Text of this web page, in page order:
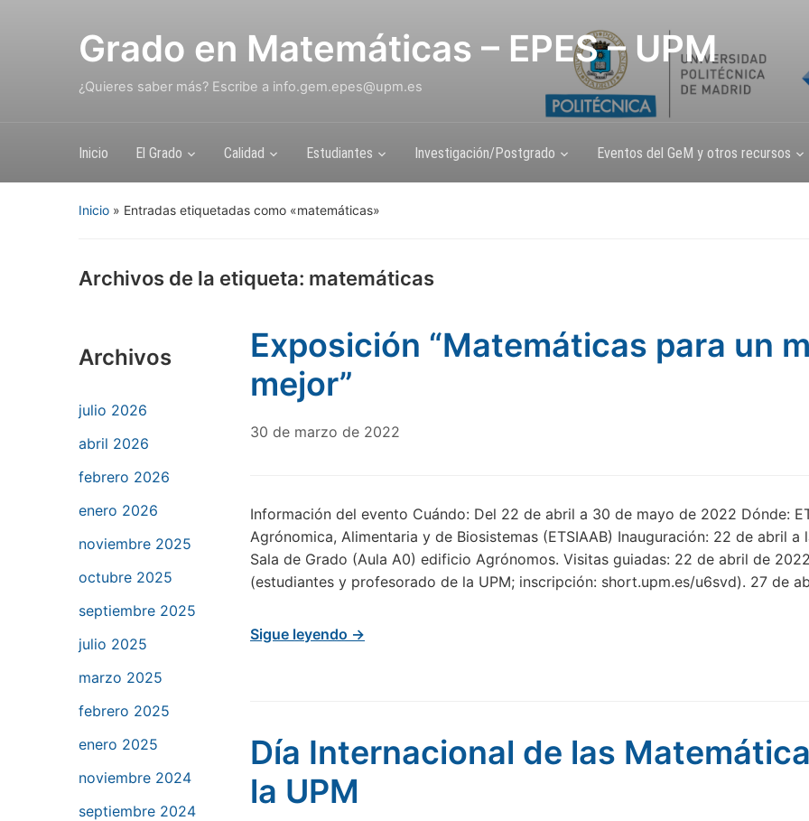
Grado en Matemáticas – EPES – UPM
¿Quieres saber más? Escribe a info.gem.epes@upm.es
Inicio El Grado Calidad Estudiantes Investigación/Postgrado Eventos del GeM y otros recursos
Inicio » Entradas etiquetadas como «matemáticas»
Archivos de la etiqueta: matemáticas
Archivos
julio 2026
abril 2026
febrero 2026
enero 2026
noviembre 2025
octubre 2025
septiembre 2025
julio 2025
marzo 2025
febrero 2025
enero 2025
noviembre 2024
septiembre 2024
Exposición “Matemáticas para un
mejor”
30 de marzo de 2022
Información del evento Cuándo: Del 22 de abril a 30 de mayo de 2022 Dónde:
Agrónomica, Alimentaria y de Biosistemas (ETSIAAB) Inauguración: 22 de abril a
Sala de Grado (Aula A0) edificio Agrónomos. Visitas guiadas: 22 de abril de 2022
(estudiantes y profesorado de la UPM; inscripción: short.upm.es/u6svd). 27 de
Sigue leyendo →
Día Internacional de las
la UPM